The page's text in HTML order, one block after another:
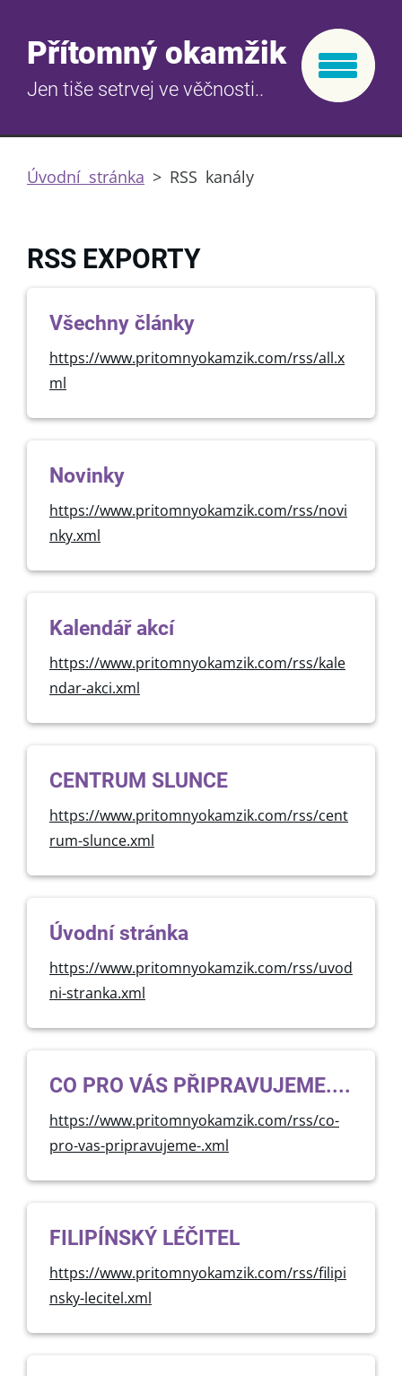
Přítomný okamžik
Jen tiše setrvej ve věčnosti..
Úvodní stránka > RSS kanály
RSS EXPORTY
Všechny články
https://www.pritomnyokamzik.com/rss/all.x
ml
Novinky
https://www.pritomnyokamzik.com/rss/novi
nky.xml
Kalendář akcí
https://www.pritomnyokamzik.com/rss/kale
ndar-akci.xml
CENTRUM SLUNCE
https://www.pritomnyokamzik.com/rss/cent
rum-slunce.xml
Úvodní stránka
https://www.pritomnyokamzik.com/rss/uvod
ni-stranka.xml
CO PRO VÁS PŘIPRAVUJEME....
https://www.pritomnyokamzik.com/rss/co-
pro-vas-pripravujeme-.xml
FILIPÍNSKÝ LÉČITEL
https://www.pritomnyokamzik.com/rss/filipi
nsky-lecitel.xml